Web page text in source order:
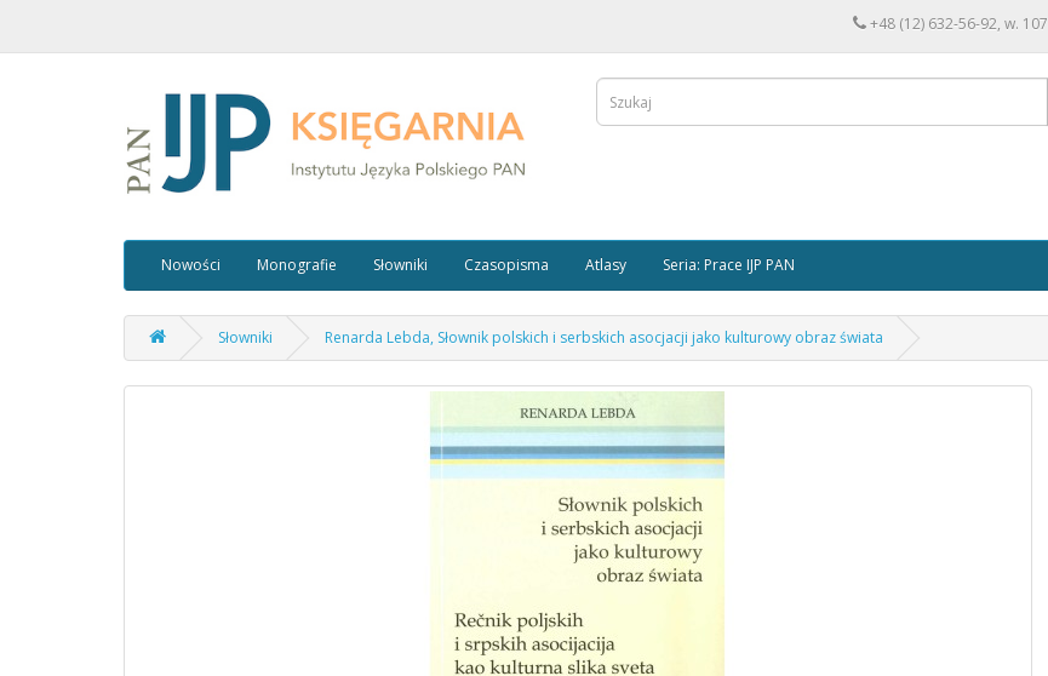
+48 (12) 632-56-92, w. 107
Nowości Monografie Słowniki Czasopisma Atlasy Seria: Prace IJP PAN
Słowniki Renarda Lebda, Słownik polskich i serbskich asocjacji jako kulturowy obraz świata